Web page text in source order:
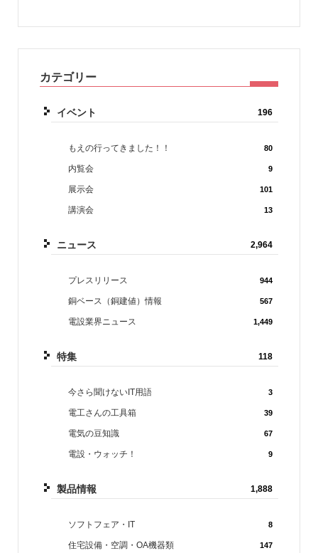
カテゴリー
イベント 196
もえの行ってきました！！ 80
内覧会 9
展示会 101
講演会 13
ニュース 2,964
プレスリリース 944
銅ベース（銅建値）情報 567
電設業界ニュース 1,449
特集 118
今さら聞けないIT用語 3
電工さんの工具箱 39
電気の豆知識 67
電設・ウォッチ！ 9
製品情報 1,888
ソフトフェア・IT 8
住宅設備・空調・OA機器類 147